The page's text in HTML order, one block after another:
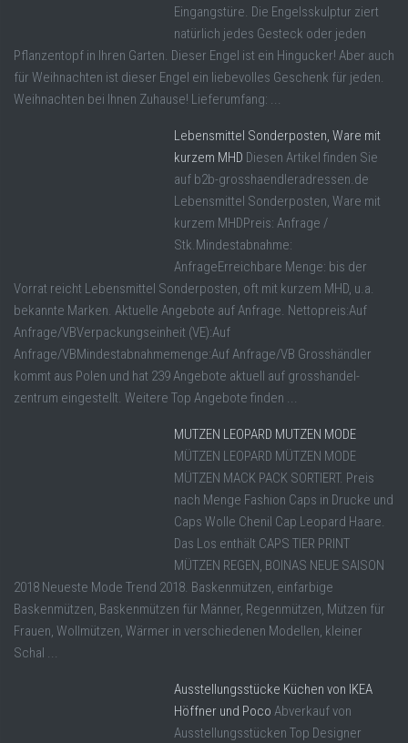
Eingangstüre. Die Engelsskulptur ziert
natürlich jedes Gesteck oder jeden
Pflanzentopf in Ihren Garten. Dieser Engel ist ein Hingucker! Aber auch
für Weihnachten ist dieser Engel ein liebevolles Geschenk für jeden.
Weihnachten bei Ihnen Zuhause! Lieferumfang: ...
Lebensmittel Sonderposten, Ware mit
kurzem MHD Diesen Artikel finden Sie
auf b2b-grosshaendleradressen.de
Lebensmittel Sonderposten, Ware mit
kurzem MHDPreis: Anfrage /
Stk.Mindestabnahme:
AnfrageErreichbare Menge: bis der
Vorrat reicht Lebensmittel Sonderposten, oft mit kurzem MHD, u.a.
bekannte Marken. Aktuelle Angebote auf Anfrage. Nettopreis:Auf
Anfrage/VBVerpackungseinheit (VE):Auf
Anfrage/VBMindestabnahmemenge:Auf Anfrage/VB Grosshändler
kommt aus Polen und hat 239 Angebote aktuell auf grosshandel-
zentrum eingestellt. Weitere Top Angebote finden ...
MUTZEN LEOPARD MUTZEN MODE
MÜTZEN LEOPARD MÜTZEN MODE
MÜTZEN MACK PACK SORTIERT. Preis
nach Menge Fashion Caps in Drucke und
Caps Wolle Chenil Cap Leopard Haare.
Das Los enthält CAPS TIER PRINT
MÜTZEN REGEN, BOINAS NEUE SAISON
2018 Neueste Mode Trend 2018. Baskenmützen, einfarbige
Baskenmützen, Baskenmützen für Männer, Regenmützen, Mützen für
Frauen, Wollmützen, Wärmer in verschiedenen Modellen, kleiner
Schal ...
Ausstellungsstücke Küchen von IKEA
Höffner und Poco Abverkauf von
Ausstellungsstücken Top Designer